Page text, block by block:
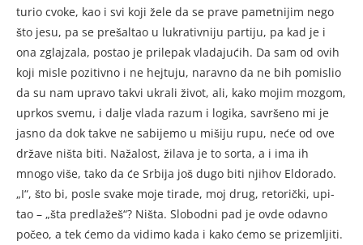
turio cvoke, kao i svi koji žele da se prave pametnijim nego
što jesu, pa se prešaltao u lukrativ­niju partiju, pa kad je i
ona zgla­jzala, postao je prilepak vladaj­ućih. Da sam od ovih
koji misle pozitivno i ne hejtuju, naravno da ne bih pomislio
da su nam upra­vo takvi ukrali život, ali, kako mojim mozgom,
uprkos svemu, i da­lje vlada razum i logika, savrše­no mi je
jasno da dok takve ne sa­bijemo u mišiju rupu, neće od ove
države ništa biti. Nažalost, ži­lava je to sorta, a i ima ih
mnogo više, tako da će Srbija još dugo biti njihov Eldorado.
„I“, što bi, posle svake moje tirade, moj drug, retorički, upi­
tao – „šta predlažeš“? Ništa. Slobodni pad je ovde odavno
po­čeo, a tek ćemo da vidimo kada i kako ćemo se prizemljiti.